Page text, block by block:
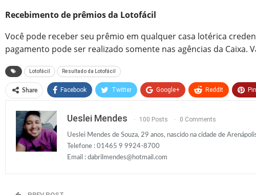
Recebimento de prêmios da Lotofácil
Você pode receber seu prêmio em qualquer casa lotérica
pagamento pode ser realizado somente nas agências da Caixa.
Lotofácil Resultado da Lotofácil
Share Facebook Twitter Google+ ReddIt
Ueslei Mendes 100 Posts 0 Comments
Ueslei Mendes de Souza, 29 anos, nascido na cidade de
Telefone : 01465 9 9924-8700
Email : dabrilmendes@hotmail.com